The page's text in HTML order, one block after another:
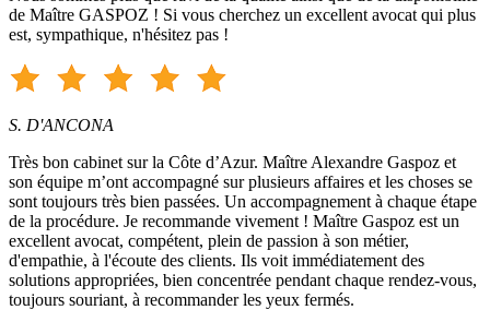
de Maître GASPOZ ! Si vous cherchez un excellent avocat qui plus
est, sympathique, n'hésitez pas !
S. D'ANCONA
Très bon cabinet sur la Côte d’Azur. Maître Alexandre Gaspoz et
son équipe m’ont accompagné sur plusieurs affaires et les choses se
sont toujours très bien passées. Un accompagnement à chaque étape
de la procédure. Je recommande vivement ! Maître Gaspoz est un
excellent avocat, compétent, plein de passion à son métier,
d'empathie, à l'écoute des clients. Ils voit immédiatement des
solutions appropriées, bien concentrée pendant chaque rendez-vous,
toujours souriant, à recommander les yeux fermés.